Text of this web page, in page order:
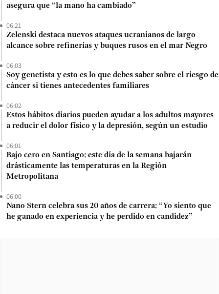
asegura que “la mano ha cambiado”
06:21
Zelenski destaca nuevos ataques ucranianos de largo
alcance sobre refinerías y buques rusos en el mar Negro
06:03
Soy genetista y esto es lo que debes saber sobre el riesgo de
cáncer si tienes antecedentes familiares
06:02
Estos hábitos diarios pueden ayudar a los adultos mayores
a reducir el dolor físico y la depresión, según un estudio
06:01
Bajo cero en Santiago: este día de la semana bajarán
drásticamente las temperaturas en la Región
Metropolitana
06:00
Nano Stern celebra sus 20 años de carrera: “Yo siento que
he ganado en experiencia y he perdido en candidez”